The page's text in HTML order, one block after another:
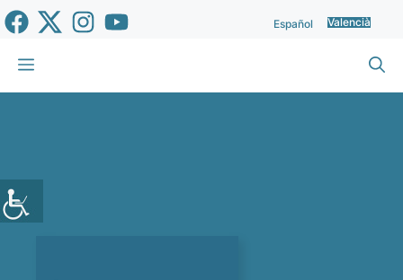
Vés
al
contingut
Español Valencià
Menu